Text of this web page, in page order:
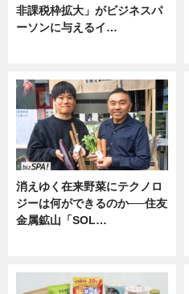
非課税枠拡大」がビジネスパ
ーソンに与えるイ…
消えゆく在来野菜にテクノロ
ジーは何ができるのか──住友
金属鉱山「SOL…